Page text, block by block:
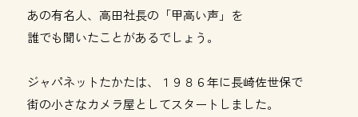
あの有名人、高田社長の「甲高い声」を
誰でも聞いたことがあるでしょう。
ジャパネットたかたは、１９８６年に長崎佐世保で
街の小さなカメラ屋としてスタートしました。